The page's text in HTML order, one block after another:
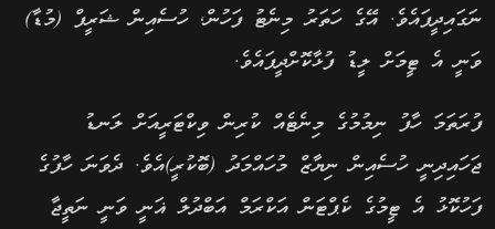
ނަގައިދީފައެވެ. އޭގެ ހަތަރު މިނެޓު ފަހުން, ހުސެއިން ޝަރީފް (މުޑާ)
ވަނީ އެ ޓީމަށް ލީޑު ފުޅާކޮށްދީފައެވެ.
ފުރަތަމަ ހާފު ނިމުމުގެ މިނެޓެއް ކުރިން ވިކްޓަރީއަށް ލަނޑު
ޖަހައިދިނީ ހުސެއިން ނިޔާޒް މުހައްމަދު (ބޮކުރީ)އެވެ. ދެވަނަ ހާފުގެ
ފަހުކޮޅު އެ ޓީމުގެ ކެޕްޓަން އަކްރަމް އަބްދުލް ޣަނީ ވަނީ ނަތީޖާ